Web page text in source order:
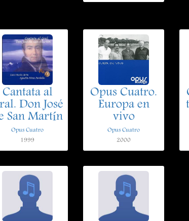
Cantata al
Don José
San Martín
Opus Cuatro
1999
Opus Cuatro.
Europa en
vivo
Opus Cuatro
2000